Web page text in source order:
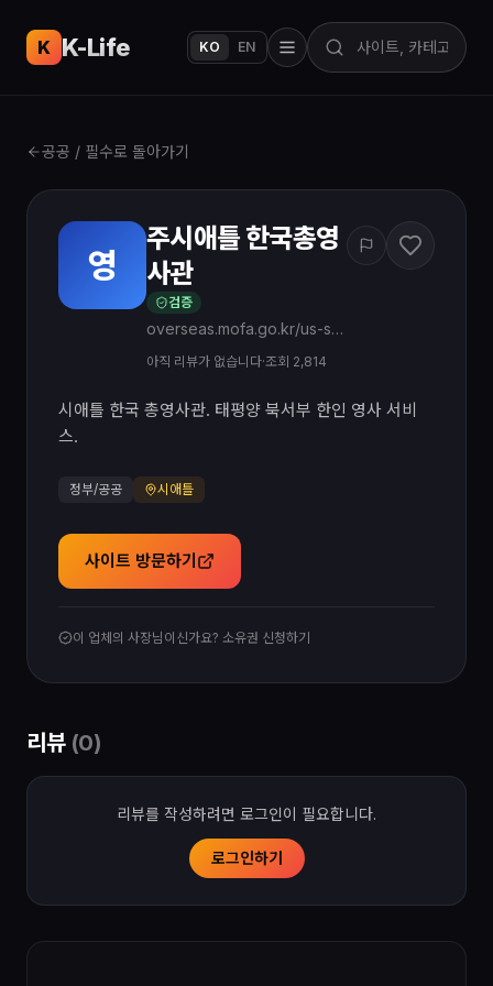
K K-Life KO EN
공공 / 필수로 돌아가기
영
주시애틀 한국총영
사관
검증
overseas.mofa.go.kr/us-seattle-ko/index.do
아직 리뷰가 없습니다·조회 2,814
시애틀 한국 총영사관. 태평양 북서부 한인 영사 서비
스.
정부/공공 시애틀
사이트 방문하기
이 업체의 사장님이신가요? 소유권 신청하기
리뷰 (0)
리뷰를 작성하려면 로그인이 필요합니다.
로그인하기